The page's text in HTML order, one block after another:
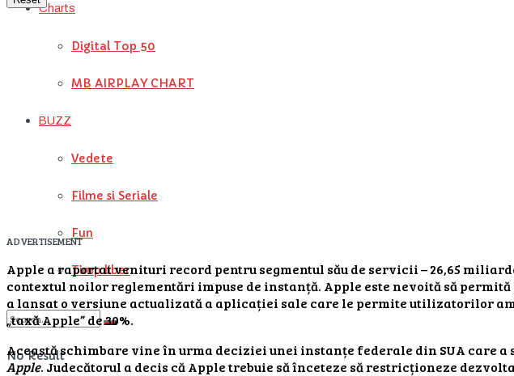
Charts
Digital Top 50
MB AIRPLAY CHART
BUZZ
Vedete
Filme si Seriale
Fun
Timp liber
No Result
ADVERTISEMENT
Apple a raportat venituri record pentru segmentul său de servicii – 26,65
contextul noilor reglementări impuse de instanță. Apple este nevoită să
a lansat o versiune actualizată a aplicației sale care le permite utilizatorilor
„taxă Apple” de 30%.
Această schimbare vine în urma deciziei unei instanțe federale din SUA care
Apple. Judecătorul a decis că Apple trebuie să înceteze să restricționeze